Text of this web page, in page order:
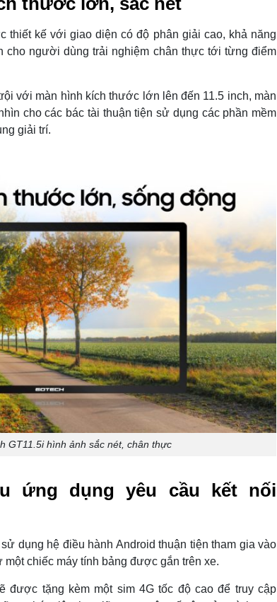
thiết kế với giao diện có độ phân giải cao, khả năng
cho người dùng trải nghiệm chân thực tới từng điểm
với màn hình kích thước lớn lên đến 11.5 inch, màn
cho các bác tài thuận tiện sử dụng các phần mềm
giải trí.
GT11.5i hình ảnh sắc nét, chân thực
ứng dụng yêu cầu kết nối
dụng hệ điều hành Android thuận tiện tham gia vào
chiếc máy tính bảng được gắn trên xe.
được tặng kèm một sim 4G tốc độ cao để truy cập